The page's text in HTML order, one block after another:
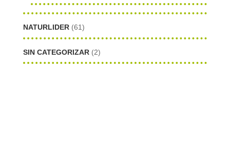
NATURLIDER (61)
SIN CATEGORIZAR (2)